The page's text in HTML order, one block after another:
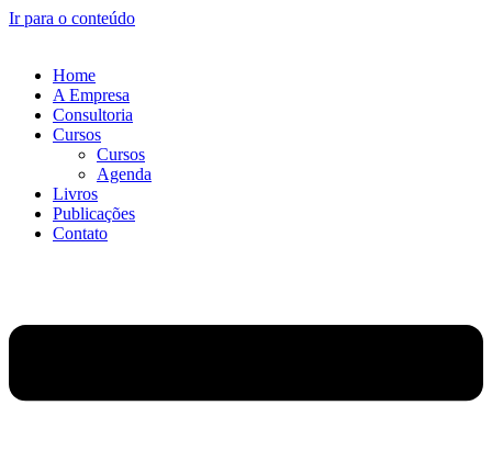
Ir para o conteúdo
Home
A Empresa
Consultoria
Cursos
Cursos
Agenda
Livros
Publicações
Contato